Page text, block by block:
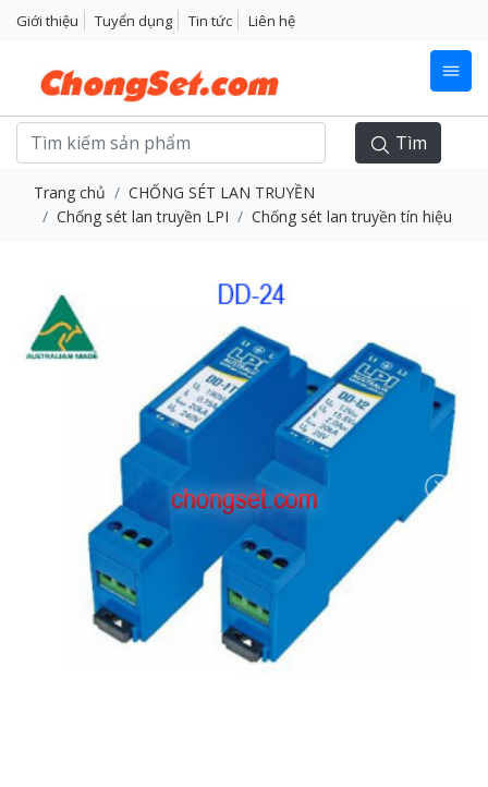
Giới thiệu Tuyển dụng Tin tức Liên hệ
Tìm
Trang chủ
CHỐNG SÉT LAN TRUYỀN
Chống sét lan truyền LPI
Chống sét lan truyền tín hiệu